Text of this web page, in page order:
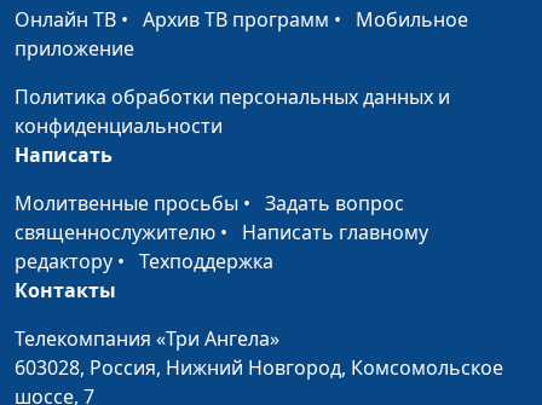
Зачем думать о смысле
жизни?
Алексей Бритов,
священнослужитель
Неверующие дети
священника
священнослужитель
Почему христиане
проповедуют
Можно ли верующим
людям обращаться к
Алексей Бритов,
Виталий Бахтин,
Онлайн ТВ • Архив ТВ программ • Мобильное
приложение
Политика обработки персональных данных и
конфиденциальности
Написать
Молитвенные просьбы • Задать вопрос
священнослужителю • Написать главному
редактору • Техподдержка
Контакты
Телекомпания «Три Ангела»
603028, Россия, Нижний Новгород, Комсомольское
шоссе, 7